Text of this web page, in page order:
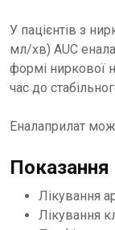
У пацієнтів з
мл/хв) AUC
формі ниркової
час до
Еналаприлат
Показання
Лікування
Лікування